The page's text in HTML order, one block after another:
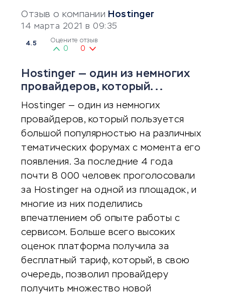
Отзыв о компании Hostinger
14 марта 2021 в 09:35
4.5 Оцените отзыв
0 0
Hostinger — один из немногих
провайдеров, который...
Hostinger — один из немногих
провайдеров, который пользуется
большой популярностью на различных
тематических форумах с момента его
появления. За последние 4 года
почти 8 000 человек проголосовали
за Hostinger на одной из площадок, и
многие из них поделились
впечатлением об опыте работы с
сервисом. Больше всего высоких
оценок платформа получила за
бесплатный тариф, который, в свою
очередь, позволил провайдеру
получить множество новой